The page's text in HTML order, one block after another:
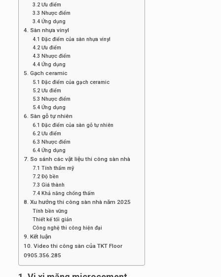
3.2 Ưu điểm
3.3 Nhược điểm
3.4 Ứng dụng
4. Sàn nhựa vinyl
4.1 Đặc điểm của sàn nhựa vinyl
4.2 Ưu điểm
4.3 Nhược điểm
4.4 Ứng dụng
5. Gạch ceramic
5.1 Đặc điểm của gạch ceramic
5.2 Ưu điểm
5.3 Nhược điểm
5.4 Ứng dụng
6. Sàn gỗ tự nhiên
6.1 Đặc điểm của sàn gỗ tự nhiên
6.2 Ưu điểm
6.3 Nhược điểm
6.4 Ứng dụng
7. So sánh các vật liệu thi công sàn nhà
7.1 Tính thẩm mỹ
7.2 Độ bền
7.3 Giá thành
7.4 Khả năng chống thấm
8. Xu hướng thi công sàn nhà năm 2025
Tính bền vững
Thiết kế tối giản
Công nghệ thi công hiện đại
9. Kết luận
10. Video thi công sàn của TKT Floor
0905.356.285